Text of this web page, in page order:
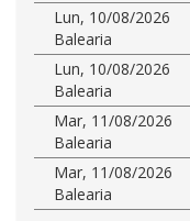
Lun, 10/08/2026
Balearia
Lun, 10/08/2026
Balearia
Mar, 11/08/2026
Balearia
Mar, 11/08/2026
Balearia